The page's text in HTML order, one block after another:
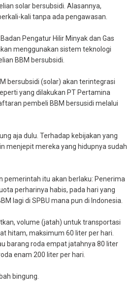
solar bersubsidi. Alasannya,
kali tanpa ada pengawasan.
Pengatur Hilir Minyak dan Gas
menggunakan sistem teknologi
BBM bersubsidi.
bersubsidi (solar) akan terintegrasi
yang dilakukan PT Pertamina
pembeli BBM bersusidi melalui
aja dulu. Terhadap kebijakan yang
menjepit mereka yang hidupnya sudah
pemerintah itu akan berlaku: Penerima
perharinya habis, pada hari yang
lagi di SPBU mana pun di Indonesia.
volume (jatah) untuk transportasi
hitam, maksimum 60 liter per hari.
barang roda empat jatahnya 80 liter
enam 200 liter per hari.
bingung.